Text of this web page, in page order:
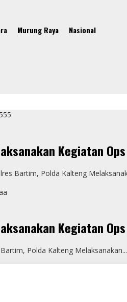
Murung Raya Nasional
Kegiatan
Bartim, Polda Kalteng
Kegiatan
Polda Kalteng Melaksanakan...